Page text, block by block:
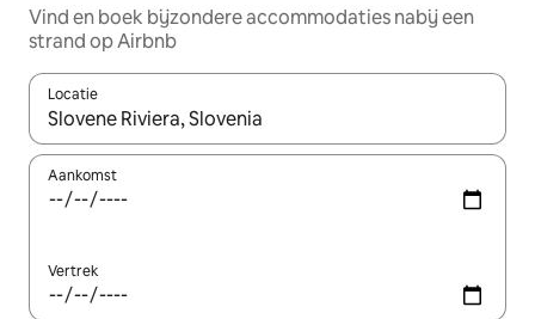
Vind en boek bijzondere accommodaties nabij een
strand op Airbnb
Locatie
Wanneer er suggesties beschikbaar zijn, maak je een keuze
Aankomst
Vertrek